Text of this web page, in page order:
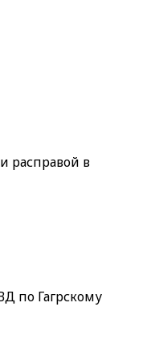
расправой в
по Гагрскому